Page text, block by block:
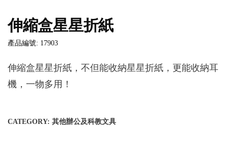
伸縮盒星星折紙
產品編號: 17903
伸縮盒星星折紙，不但能收納星星折紙，更能收納耳
機，一物多用！
CATEGORY: 其他辦公及科教文具